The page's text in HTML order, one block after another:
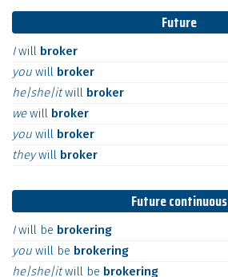
Future
Iwill broker
you will broker
he|she|itwill broker
wewill broker
you will broker
theywill broker
Future continuous
Iwill be brokering
you will be brokering
he|she|itwill be brokering